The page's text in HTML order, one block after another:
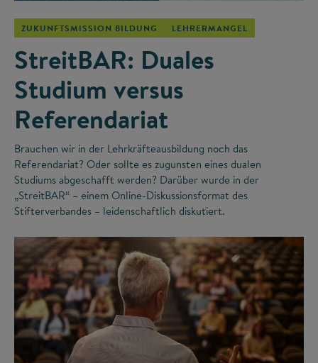
ZUKUNFTSMISSION BILDUNG LEHRERMANGEL
StreitBAR: Duales
Studium versus
Referendariat
Brauchen wir in der Lehrkräfteausbildung noch das
Referendariat? Oder sollte es zugunsten eines dualen
Studiums abgeschafft werden? Darüber wurde in der
„StreitBAR“ – einem Online-Diskussionsformat des
Stifterverbandes – leidenschaftlich diskutiert.